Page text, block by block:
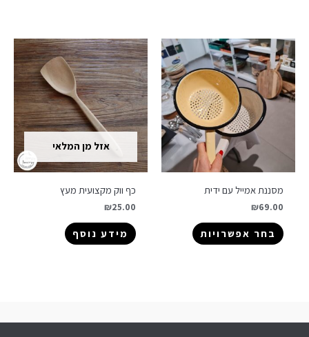
מסננת אמייל עם ידית
₪69.00
בחר אפשרויות
אזל מן המלאי
כף ווק מקצועית מעץ
₪25.00
מידע נוסף